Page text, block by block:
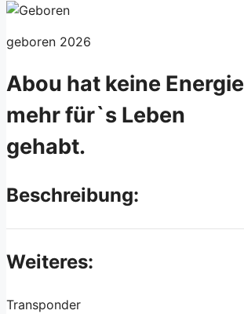
geboren 2026
Abou hat keine Energie
mehr für`s Leben
gehabt.
Beschreibung:
Weiteres:
Transponder